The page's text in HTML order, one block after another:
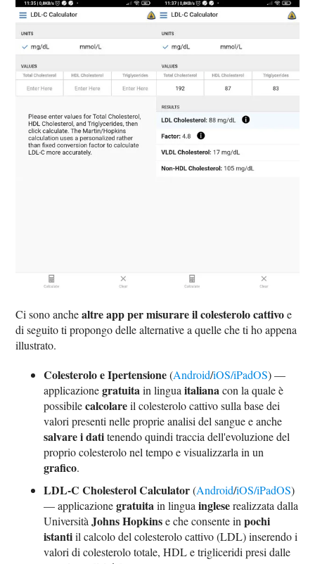
Ci sono anchealtre app per misurare il colesterolo cattivoe
di seguito ti propongo delle alternative a quelle che ti ho appena
illustrato.
Colesterolo e Ipertensione(Android/iOS/iPadOS) —
applicazionegratuitain linguaitalianacon la quale è
possibilecalcolareil colesterolo cattivo sulla base dei
valori presenti nelle proprie analisi del sangue e anche
salvare i datitenendo quindi traccia dell'evoluzione del
proprio colesterolo nel tempo e visualizzarla in un
grafico.
LDL-C Cholesterol Calculator(Android/iOS/iPadOS)
— applicazionegratuitain linguaingleserealizzata dalla
UniversitàJohns Hopkinse che consente inpochi
istantiil calcolo del colesterolo cattivo (LDL) inserendo i
valori di colesterolo totale, HDL e trigliceridi presi dalle